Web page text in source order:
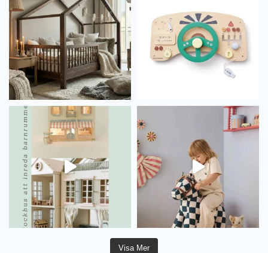
Visa Mer